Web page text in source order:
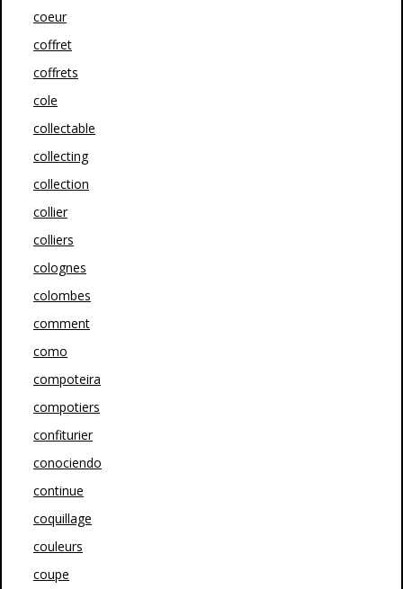
coeur
coffret
coffrets
cole
collectable
collecting
collection
collier
colliers
colognes
colombes
comment
como
compoteira
compotiers
confiturier
conociendo
continue
coquillage
couleurs
coupe